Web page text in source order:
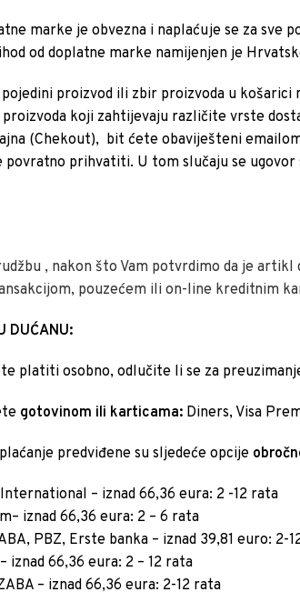
marke je obvezna i naplaćuje se za
od doplatne marke namijenjen je
proizvod ili zbir proizvoda u
koji zahtijevaju različite vrste
(Chekout), bit ćete obaviješteni
povratno prihvatiti. U tom slučaju se
, nakon što Vam potvrdimo da je
pouzećem ili on-line kreditnim
DUĆANU:
platiti osobno, odlučite li se za
gotovinom ili karticama: Diners, Visa
plaćanje predviđene su sljedeće opcije
– iznad 66,36 eura: 2 -12 rata
iznad 66,36 eura: 2 – 6 rata
PBZ, Erste banka – iznad 39,81 euro: 2-
iznad 66,36 eura: 2 – 12 rata
– iznad 66,36 eura: 2-12 rata